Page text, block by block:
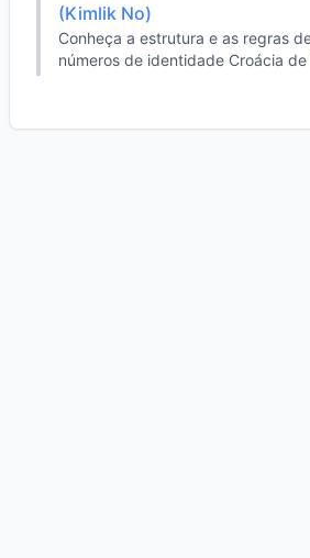
(Kimlik No)
Conheça a estrutura e as regras
números de identidade Croácia de